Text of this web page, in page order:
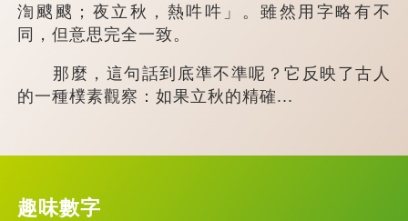
渹颼颼；夜立秋，熱吽吽」。雖然用字略有不
同，但意思完全一致。
那麼，這句話到底準不準呢？它反映了古人
的一種樸素觀察：如果立秋的精確...
趣味數字